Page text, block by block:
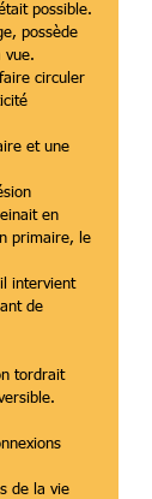
possible.
possède
vue.
circuler
et une
en
primaire, le
intervient
de
tordrait
de la vie